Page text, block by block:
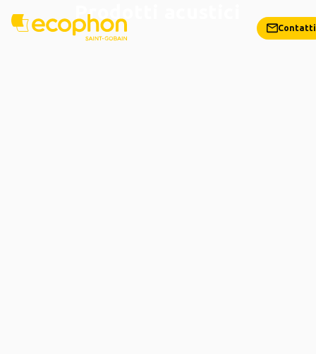
Contatti
Prodotti acustici